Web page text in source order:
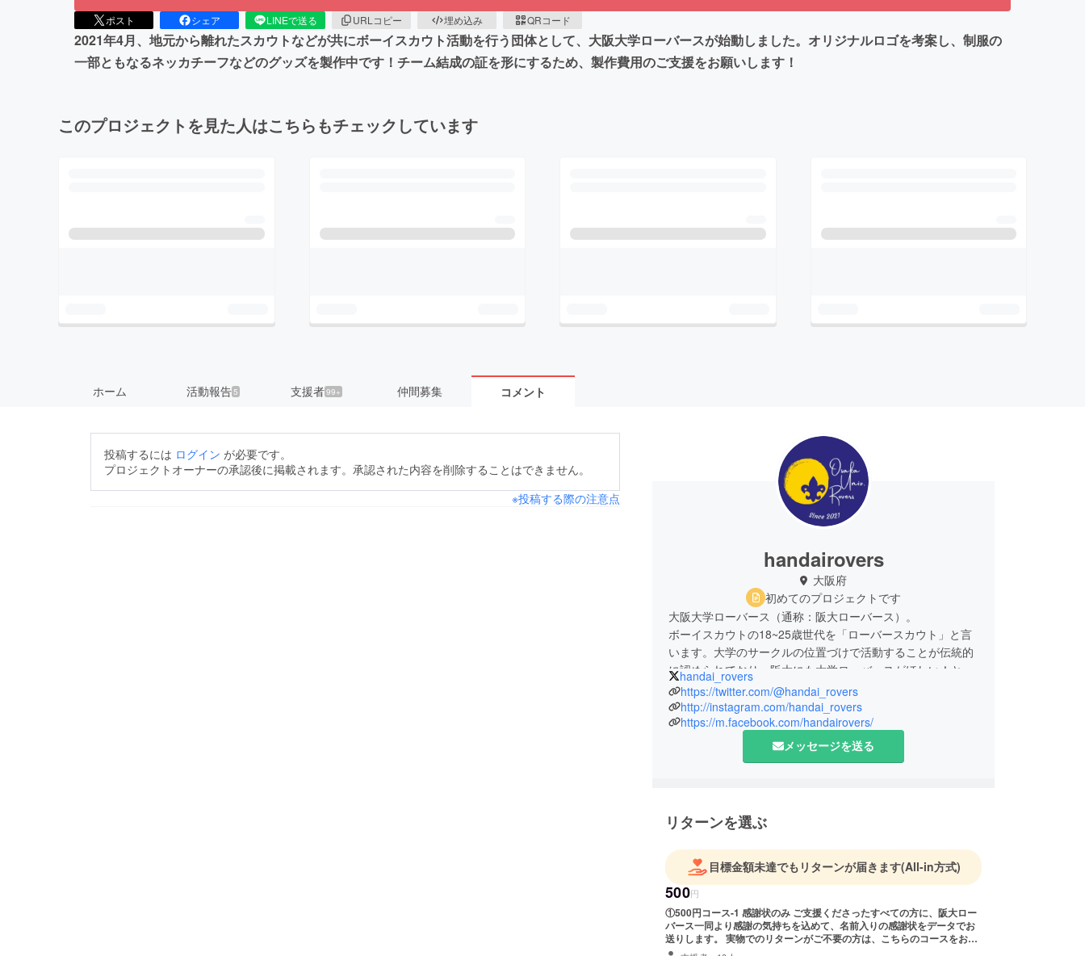
ポスト シェア LINEで送る URLコピー 埋め込み QRコード
2021年4月、地元から離れたスカウトなどが共にボーイスカウト活動を行う団体として、大阪大学ローバースが始動しました。オリジナルロゴを考案し、制服の
一部ともなるネッカチーフなどのグッズを製作中です！チーム結成の証を形にするため、製作費用のご支援をお願いします！
このプロジェクトを見た人はこちらもチェックしています
ホーム 活動報告5 支援者99+ 仲間募集 コメント
投稿するには ログイン が必要です。
プロジェクトオーナーの承認後に掲載されます。承認された内容を削除することはできません。
※投稿する際の注意点
handairovers
大阪府
初めてのプロジェクトです
大阪大学ローバース（通称：阪大ローバース）。
ボーイスカウトの18~25歳世代を「ローバースカウト」と言
います。大学のサークルの位置づけで活動することが伝統的
に認められており、阪大にも大学ローバースがほしい！と結
handai_rovers
https://twitter.com/@handai_rovers
http://instagram.com/handai_rovers
https://m.facebook.com/handairovers/
メッセージを送る
リターンを選ぶ
目標金額未達でもリターンが届きます(All-in方式)
500円
①500円コース-1 感謝状のみ ご支援くださったすべての方に、阪大ロー
バース一同より感謝の気持ちを込めて、名前入りの感謝状をデータでお
送りします。 実物でのリターンがご不要の方は、こちらのコースをお選
びください。 ファイル形式:PDF ＜お願い＞ 現在、阪大ローバースでは